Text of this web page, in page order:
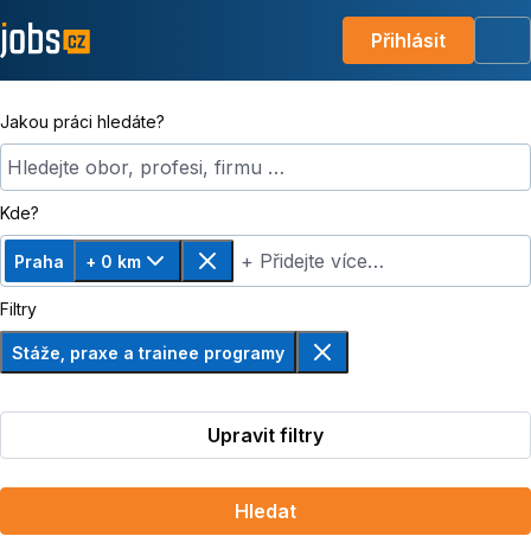
Přihlásit
Jakou práci hledáte?
Hledejte obor, profesi, firmu …
Kde?
Praha
Změnit vzdálenost, zvoleno + 0 km
+ 0 km
Odebrat+ Přidejte více…
Filtry
Stáže, praxe a trainee programy
Odebrat
Upravit filtry
Hledat